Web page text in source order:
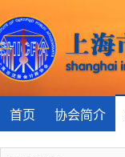
首页 协会简介